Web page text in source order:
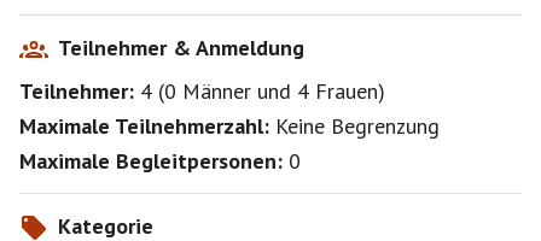
Teilnehmer & Anmeldung
Teilnehmer: 4 (0 Männer und 4 Frauen)
Maximale Teilnehmerzahl: Keine Begrenzung
Maximale Begleitpersonen: 0
Kategorie